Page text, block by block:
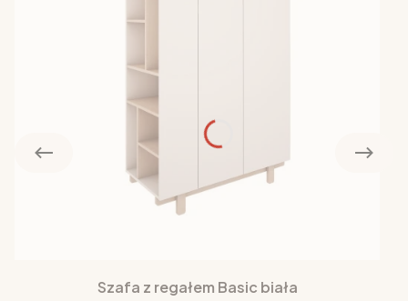
Szafa z regałem Basic biała